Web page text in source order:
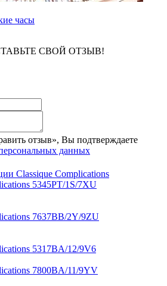
часы
СВОЙ ОТЗЫВ!
отзыв», Вы подтверждаете
данных
Classique Complications
5345PT/1S/7XU
7637BB/2Y/9ZU
5317BA/12/9V6
7800BA/11/9YV